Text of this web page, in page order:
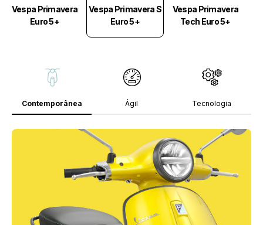
Vespa Primavera
Euro 5+
Vespa Primavera S
Euro 5+
Vespa Primavera
Tech Euro 5+
Contemporânea Ágil Tecnologia